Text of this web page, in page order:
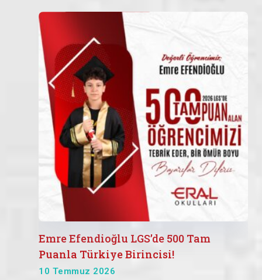
Emre Efendioğlu LGS’de 500 Tam
Puanla Türkiye Birincisi!
10 Temmuz 2026